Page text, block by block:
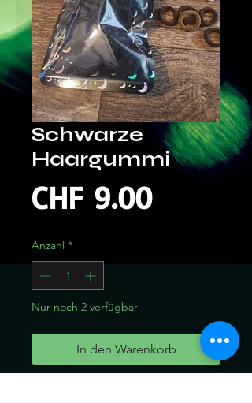
Schwarze
Haargummi
CHF 9.00Preis
Anzahl *
Nur noch 2 verfügbar
In den Warenkorb